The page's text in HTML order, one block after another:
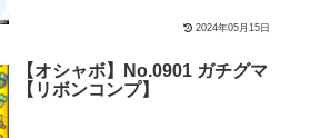
2024年05月15日
【オシャボ】No.0901 ガチグマ
【リボンコンプ】